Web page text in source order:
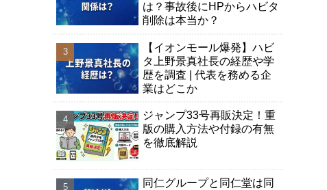
は？事故後にHPからハビタ
削除は本当か？
【イオンモール爆発】ハビ
タ上野景真社長の経歴や学
歴を調査 | 代表を務める企
業はどこか
ジャンプ33号再販決定！重
版の購入方法や付録の有無
を徹底解説
同仁グループと同仁堂は同